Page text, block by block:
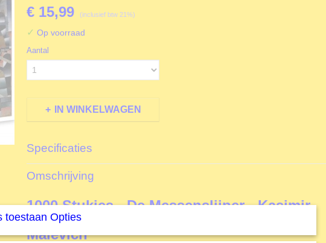
€ 15,99 (inclusief btw 21%)
✓ Op voorraad
Aantal
IN WINKELWAGEN
Specificaties
Productcode
EAN code
Formaat gelegde puzzel
60 x 60 cm
Omschrijving
1000 Stukjes - De Messenslijper - Kasimir
Malevich
toestaan Opties